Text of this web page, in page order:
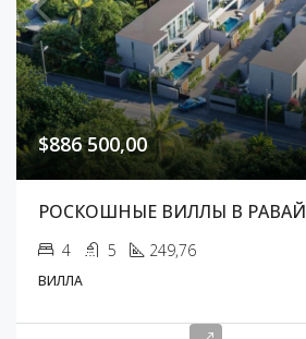
$886 500,00
РОСКОШНЫЕ ВИЛЛЫ В РАВАЙ
4 5 249,76
ВИЛЛА